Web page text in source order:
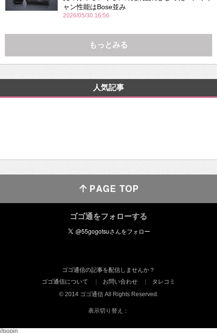
ャン性能はBose並み
2026/05/30 16:56
もっとみる
人気記事
ゴゴ通をフォローする
ゴゴ通信の記事を配信しませんか？
ゴゴ通信について
お問い合わせ
タレコミ
© 2014 ゴゴ通信 All Rights Reserved.
表示切り替え：
//popin